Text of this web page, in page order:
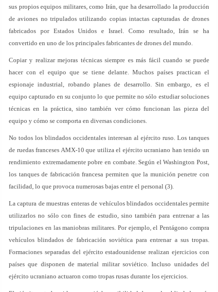
sus propios equipos militares, como Irán, que ha desarrollado la producción
de aviones no tripulados utilizando copias intactas capturadas de drones
fabricados por Estados Unidos e Israel. Como resultado, Irán se ha
convertido en uno de los principales fabricantes de drones del mundo.
Copiar y realizar mejoras técnicas siempre es más fácil cuando se puede
hacer con el equipo que se tiene delante. Muchos países practican el
espionaje industrial, robando planes de desarrollo. Sin embargo, es el
equipo capturado en su conjunto lo que permite no sólo estudiar soluciones
técnicas en la práctica, sino también ver cómo funcionan las pieza del
equipo y cómo se comporta en diversas condiciones.
No todos los blindados occidentales interesan al ejército ruso. Los tanques
de ruedas franceses AMX-10 que utiliza el ejército ucraniano han tenido un
rendimiento extremadamente pobre en combate. Según el Washington Post,
los tanques de fabricación francesa permiten que la munición penetre con
facilidad, lo que provoca numerosas bajas entre el personal (3).
La captura de muestras enteras de vehículos blindados occidentales permite
utilizarlos no sólo con fines de estudio, sino también para entrenar a las
tripulaciones en las maniobras militares. Por ejemplo, el Pentágono compra
vehículos blindados de fabricación soviética para entrenar a sus tropas.
Formaciones separadas del ejército estadounidense realizan ejercicios con
países que disponen de material militar soviético. Incluso unidades del
ejército ucraniano actuaron como tropas rusas durante los ejercicios.